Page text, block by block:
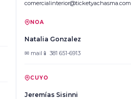
comercialinterior@ticketyachasma.com
NOA
Natalia Gonzalez
✉ mail 📱 381 651-6913
CUYO
Jeremías Sisinni